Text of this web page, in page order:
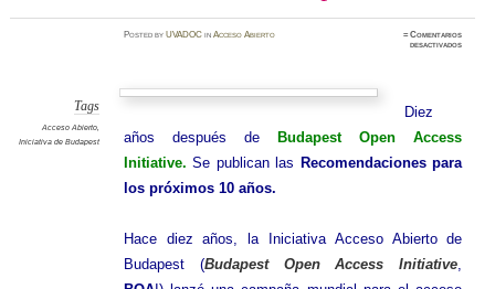
PostedbyUVADOC inAcceso Abierto ≈Comentarios
desactivadosen
Tags
Acceso Abierto,
Iniciativa de Budapest
Diez
años después deBudapest Open Access
Initiative. Se publican las Recomendaciones para
los próximos 10 años.
Hace diez años, la Iniciativa Acceso Abierto de
Budapest (Budapest Open Access Initiative